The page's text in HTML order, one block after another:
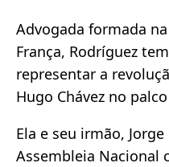
Advogada formada
França, Rodríguez
representar a
Hugo Chávez no
Ela e seu irmão,
Assembleia Nacional